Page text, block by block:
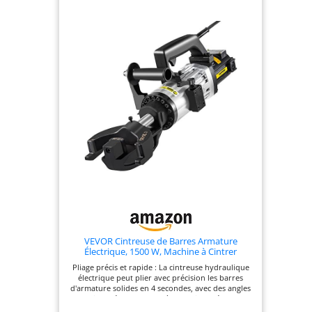
VEVOR Cintreuse de Barres Armature
Électrique, 1500 W, Machine à Cintrer
Hydraulique Portable, Angle Pliage 0-90° 10-
25 mm, avec Mallette à Outils, Bidon d'Huile,
Cintrage Facile, pour Barres d'Acier
Pliage précis et rapide : La cintreuse hydraulique
électrique peut plier avec précision les barres
d'armature solides en 4 secondes, avec des angles
de pliage réglables de 0° à 90°. Alimenté par un